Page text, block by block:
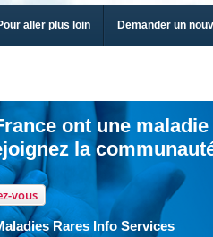
aller plus loin Demander un
ont une maladie
la
vous
Rares Info Services